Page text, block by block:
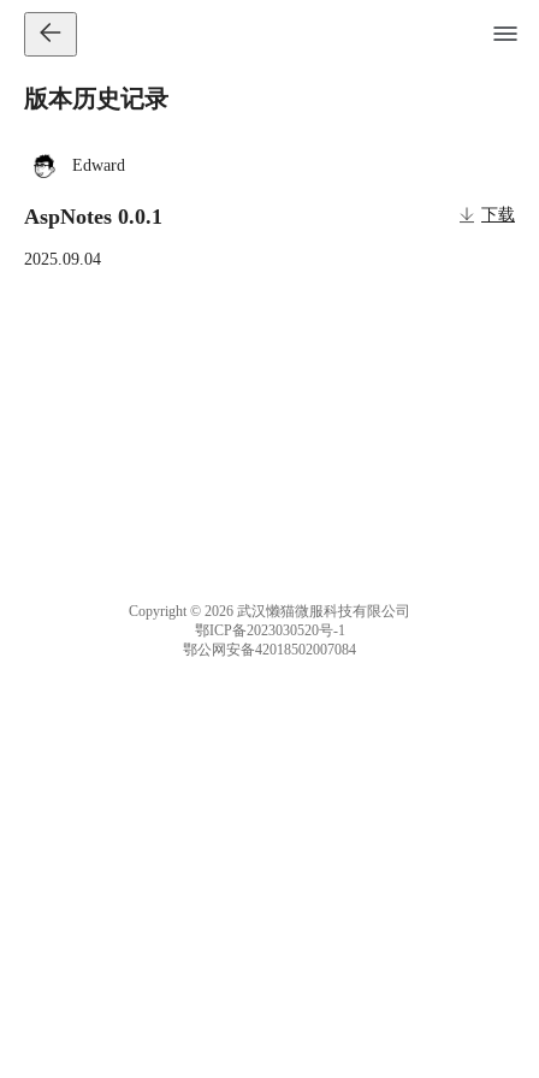
版本历史记录
Edward
AspNotes 0.0.1 下载
2025.09.04
Copyright © 2026 武汉懒猫微服科技有限公司
鄂ICP备2023030520号-1
鄂公网安备42018502007084